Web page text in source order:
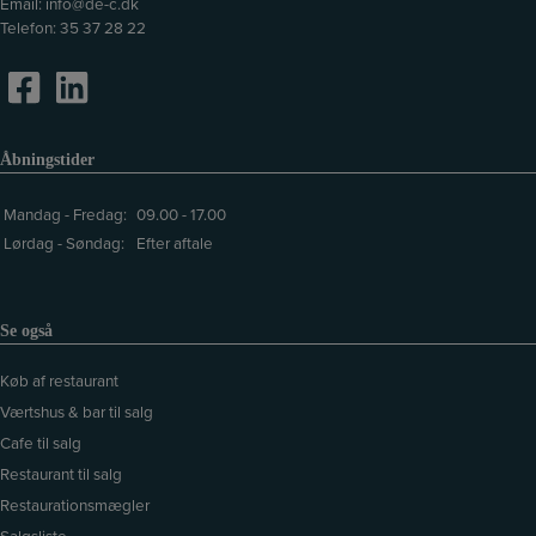
Telefon: 35 37 28 22
Åbningstider
Mandag - Fredag: 09.00 - 17.00
Lørdag - Søndag: Efter aftale
Se også
Køb af restaurant
Værtshus & bar til salg
Cafe til salg
Restaurant til salg
Restaurationsmægler